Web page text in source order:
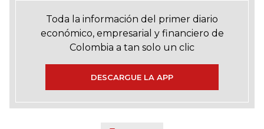
Toda la información del primer diario
económico, empresarial y financiero de
Colombia a tan solo un clic
DESCARGUE LA APP